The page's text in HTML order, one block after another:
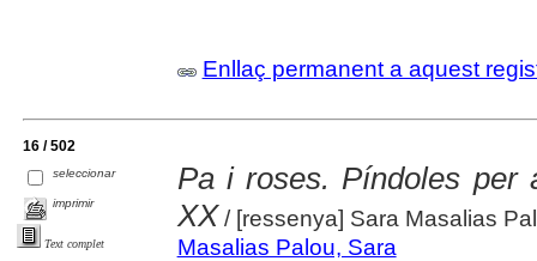
Enllaç permanent a aquest
16 / 502
seleccionar
imprimir
Text complet
Pa i roses. Píndoles per
XX / [ressenya] Sara Masalias
Masalias Palou, Sara